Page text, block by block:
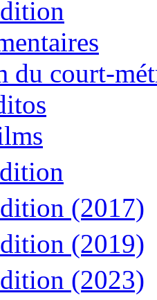
du court-
(2017)
(2019)
(2023)